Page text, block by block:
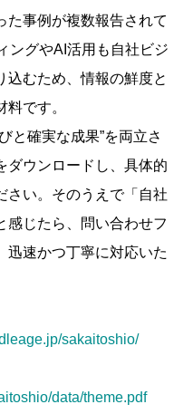
た事例が複数報告されて
ングやAI活用も自社ビジ
込むため、情報の鮮度と
です。
と確実な成果”を両立さ
ダウンロードし、具体的
さい。そのうえで「自社
感じたら、問い合わせフ
迅速かつ丁寧に対応いた
sakaitoshio/
data/theme.pdf